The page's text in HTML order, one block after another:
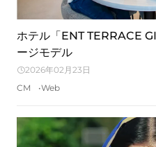
ホテル「ENT TERRACE
ージモデル
2026年02月23日
CM
Web